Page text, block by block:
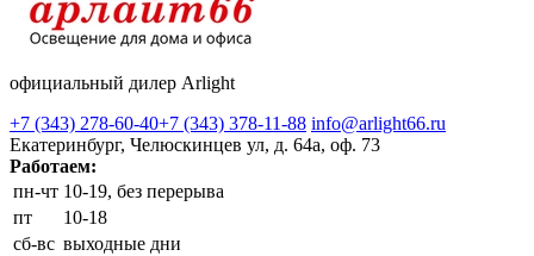
официальный дилер Arlight
+7 (343) 278-60-40+7 (343) 378-11-88 info@arlight66.ru
Екатеринбург, Челюскинцев ул, д. 64а, оф. 73
Работаем:
пн-чт 10-19, без перерыва
пт
10-18
сб-вс выходные дни